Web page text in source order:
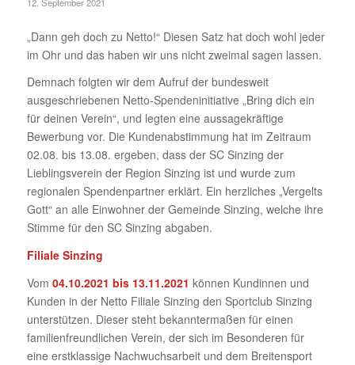
„Dann geh doch zu Netto!“ Diesen Satz hat doch wohl jeder
im Ohr und das haben wir uns nicht zweimal sagen lassen.
Demnach folgten wir dem Aufruf der bundesweit
ausgeschriebenen Netto-Spendeninitiative „Bring dich ein
für deinen Verein“, und legten eine aussagekräftige
Bewerbung vor. Die Kundenabstimmung hat im Zeitraum
02.08. bis 13.08. ergeben, dass der SC Sinzing der
Lieblingsverein der Region Sinzing ist und wurde zum
regionalen Spendenpartner erklärt. Ein herzliches „Vergelts
Gott“ an alle Einwohner der Gemeinde Sinzing, welche ihre
Stimme für den SC Sinzing abgaben.
Filiale Sinzing
Vom 04.10.2021 bis 13.11.2021 können Kundinnen und
Kunden in der Netto Filiale Sinzing den Sportclub Sinzing
unterstützen. Dieser steht bekanntermaßen für einen
familienfreundlichen Verein, der sich im Besonderen für
eine erstklassige Nachwuchsarbeit und dem Breitensport